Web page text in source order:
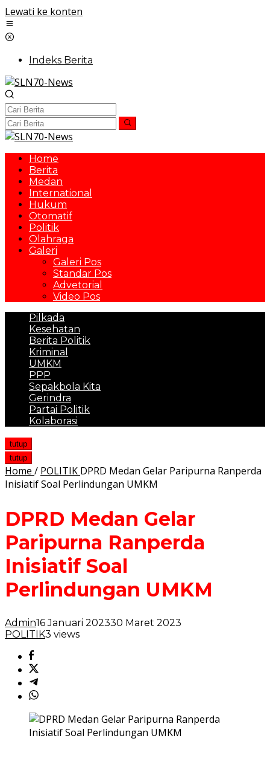
Lewati ke konten
Indeks Berita
Home
Berita
Medan
International
Hukum
Otomatif
Politik
Olahraga
Galeri
Galeri Pos
Standar Pos
Advetorial
Video Pos
Pilkada
Kesehatan
Berita Politik
Kriminal
UMKM
PPP
Sepakbola Kita
Gerindra
Partai Politik
Kolaborasi
tutup
tutup
Home / POLITIK DPRD Medan Gelar Paripurna Ranperda
Inisiatif Soal Perlindungan UMKM
DPRD Medan Gelar
Paripurna Ranperda
Inisiatif Soal
Perlindungan UMKM
Admin16 Januari 202330 Maret 2023
POLITIK3 views